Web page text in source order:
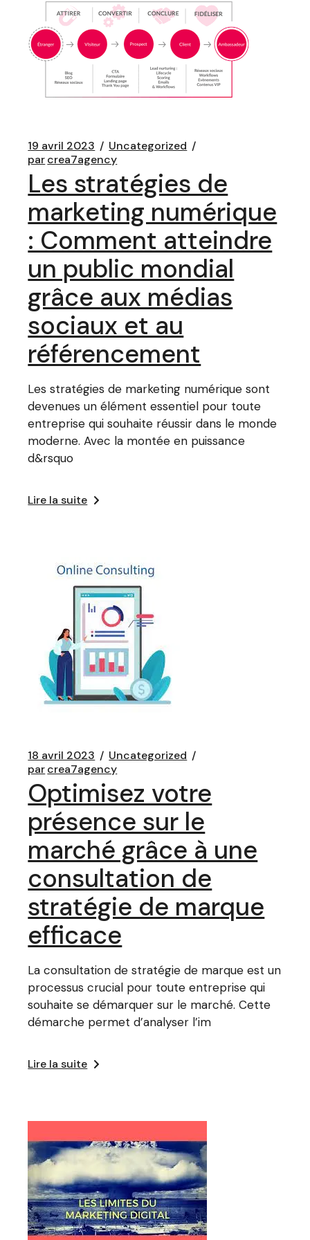
19 avril 2023
Uncategorized
parcrea7agency
Les stratégies de
marketing numérique
: Comment atteindre
un public mondial
grâce aux médias
sociaux et au
référencement
Les stratégies de marketing numérique sont
devenues un élément essentiel pour toute
entreprise qui souhaite réussir dans le monde
moderne. Avec la montée en puissance
d&rsquo
Lire la suite
18 avril 2023
Uncategorized
parcrea7agency
Optimisez votre
présence sur le
marché grâce à une
consultation de
stratégie de marque
efficace
La consultation de stratégie de marque est un
processus crucial pour toute entreprise qui
souhaite se démarquer sur le marché. Cette
démarche permet d’analyser l’im
Lire la suite